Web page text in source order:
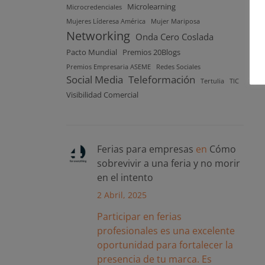
Microcredenciales Microlearning
Mujeres Líderesa América Mujer Mariposa
Networking Onda Cero Coslada
Pacto Mundial Premios 20Blogs
Premios Empresaria ASEME Redes Sociales
Social Media Teleformación Tertulia TIC
Visibilidad Comercial
Ferias para empresas en Cómo
sobrevivir a una feria y no morir
en el intento
2 Abril, 2025
Participar en ferias
profesionales es una excelente
oportunidad para fortalecer la
presencia de tu marca. Es